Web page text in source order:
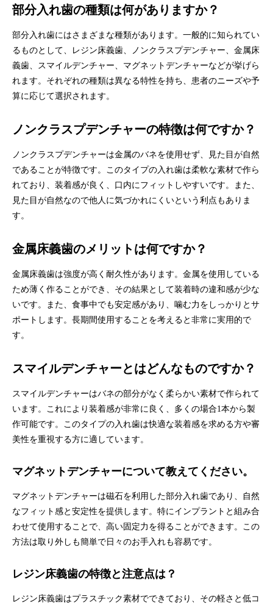
部分入れ歯の種類は何がありますか？
部分入れ歯にはさまざまな種類があります。一般的に知られてい
るものとして、レジン床義歯、ノンクラスプデンチャー、金属床
義歯、スマイルデンチャー、マグネットデンチャーなどが挙げら
れます。それぞれの種類は異なる特性を持ち、患者のニーズや予
算に応じて選択されます。
ノンクラスプデンチャーの特徴は何ですか？
ノンクラスプデンチャーは金属のバネを使用せず、見た目が自然
であることが特徴です。このタイプの入れ歯は柔軟な素材で作ら
れており、装着感が良く、口内にフィットしやすいです。また、
見た目が自然なので他人に気づかれにくいという利点もありま
す。
金属床義歯のメリットは何ですか？
金属床義歯は強度が高く耐久性があります。金属を使用している
ため薄く作ることができ、その結果として装着時の違和感が少な
いです。また、食事中でも安定感があり、噛む力をしっかりとサ
ポートします。長期間使用することを考えると非常に実用的で
す。
スマイルデンチャーとはどんなものですか？
スマイルデンチャーはバネの部分がなく柔らかい素材で作られて
います。これにより装着感が非常に良く、多くの場合1本から製
作可能です。このタイプの入れ歯は快適な装着感を求める方や審
美性を重視する方に適しています。
マグネットデンチャーについて教えてください。
マグネットデンチャーは磁石を利用した部分入れ歯であり、自然
なフィット感と安定性を提供します。特にインプラントと組み合
わせて使用することで、高い固定力を得ることができます。この
方法は取り外しも簡単で日々のお手入れも容易です。
レジン床義歯の特徴と注意点は？
レジン床義歯はプラスチック素材でできており、その軽さと低コ